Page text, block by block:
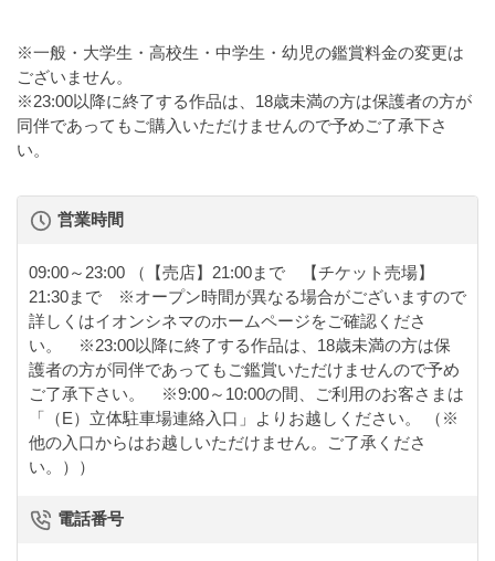
※一般・大学生・高校生・中学生・幼児の鑑賞料金の変更は
ございません。
※23:00以降に終了する作品は、18歳未満の方は保護者の方が
同伴であってもご購入いただけませんので予めご了承下さ
い。
営業時間
09:00～23:00
（【売店】21:00まで 【チケット売場】
21:30まで ※オープン時間が異なる場合がございますので
詳しくはイオンシネマのホームページをご確認くださ
い。 ※23:00以降に終了する作品は、18歳未満の方は保
護者の方が同伴であってもご鑑賞いただけませんので予め
ご了承下さい。 ※9:00～10:00の間、ご利用のお客さまは
「（E）立体駐車場連絡入口」よりお越しください。 （※
他の入口からはお越しいただけません。ご了承くださ
い。））
電話番号